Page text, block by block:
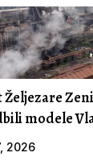
modele
2026